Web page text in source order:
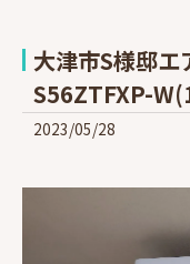
大津市S様邸
S56ZTFXP-
2023/05/28